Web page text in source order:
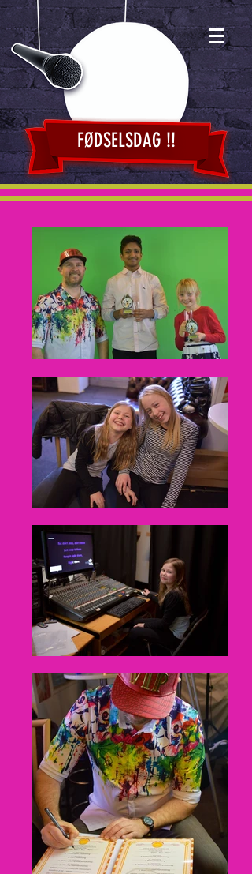
FØDSELSDAG !!